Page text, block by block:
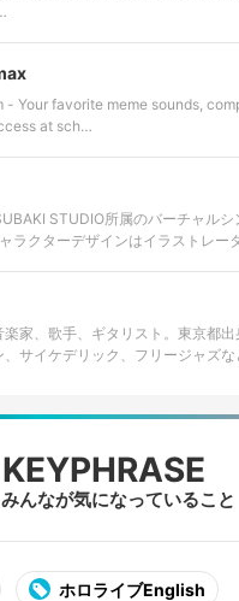
- Your favorite meme sounds,
at sch…
STUDIO所属のバーチャルシ
ラクターデザインはイラストレー
家、歌手、ギタリスト。東京都
サイケデリック、フリージャズな
KEYPHRASE
んなが気になっていること
ホロライブEnglish